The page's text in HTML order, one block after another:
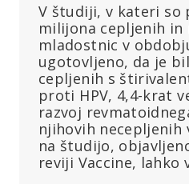
V študiji, v kateri so
milijona cepljenih in
mladostnic v
ugotovljeno, da je
cepljenih s
proti HPV, 4,4-krat
razvoj
njihovih necepljenih
na študijo,
reviji Vaccine, lahko